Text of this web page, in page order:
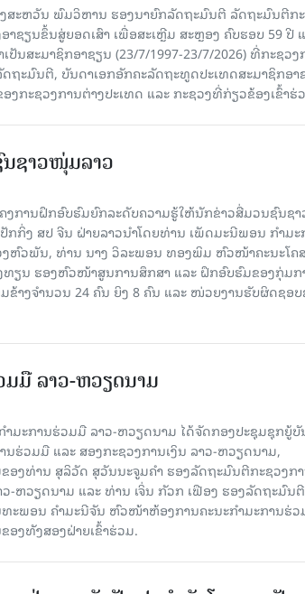
ສະຫວັນ ພົມວິຫານ ຮອງນາຍົກລັດຖະມົນຕີ ລັດຖະມົນຕີກ
າຊຽນຂຶ້ນສູ່ຍອດເສົາ ເພື່ອສະເຫຼີມ ສະຫຼອງ ຄົບຮອບ 59 ປີ
ປັນສະມາຊິກອາຊຽນ (23/7/1997-23/7/2026) ທີ່ກະຊວງ
ຖະມົນຕີ, ບັນດາເອກອັກຄະລັດຖະທູດປະເທດສະມາຊິກອາ
ງກະຊວງການຕ່າງປະເທດ ແລະ ກະຊວງທີ່ກ່ຽວຂ້ອງເຂົ້າຮ່
ນຊາວໜຸ່ມລາວ
ງການຝຶກອົບຮົມຍົກລະດັບຄວາມຮູ້ໃຫ້ນັກຂ່າວສື່ມວນຊົນຊ
ກິ່ງ ສປ ຈີນ ຝ່າຍລາວນໍາໂດຍທ່ານ ເພັດມະນີພອນ ກຳມະ
ຫົວພັນ, ທ່ານ ນາງ ວິລະພອນ ທອງພິມ ຫົວໜ້າຄະນະໂຄ
ທຽນ ຮອງຫົວໜ້າສູນການສຶກສາ ແລະ ຝຶກອົບຮົມຂອງກຸ່ມ
າງຈຳນວນ 24 ຄົນ ຍິງ 8 ຄົນ ແລະ ໜ່ວຍງານຮັບຜິດຊອ
ມື ລາວ-ຫວຽດນາມ
ມະການຮ່ວມມື ລາວ-ຫວຽດນາມ ໄດ້ຈັດກອງປະຊຸມຊຸກຍູ້ບັ
ຮ່ວມມື ແລະ ສອງກະຊວງການເງິນ ລາວ-ຫວຽດນາມ,
ອງທ່ານ ສຸລິວັດ ສຸວັນນະຈູມຄໍາ ຮອງລັດຖະມົນຕີກະຊວງກ
-ຫວຽດນາມ ແລະ ທ່ານ ເຈິ່ນ ກັວກ ເຟືອງ ຮອງລັດຖະມົນຕີ
ະພອນ ຄໍາມະນີຈັນ ຫົວໜ້າຫ້ອງການຄະນະກຳມະການຮ່
ງທັງສອງຝ່າຍເຂົ້າຮ່ວມ.